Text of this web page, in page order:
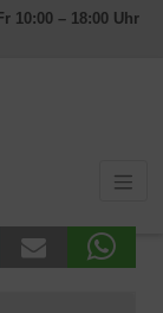
10:00 – 18:00 Uhr